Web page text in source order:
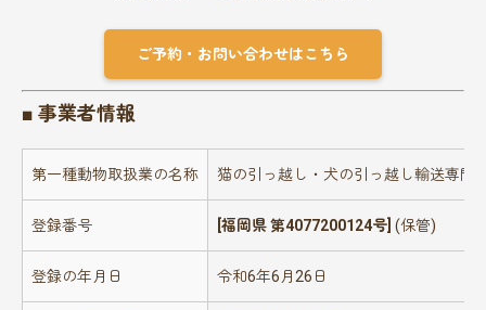
ご予約・お問い合わせはこちら
■ 事業者情報
第一種動物取扱業の名称 猫の引っ越し・犬の引っ越し輸送専門
登録番号 [福岡県 第4077200124号] (保管)
登録の年月日 令和6年6月26日